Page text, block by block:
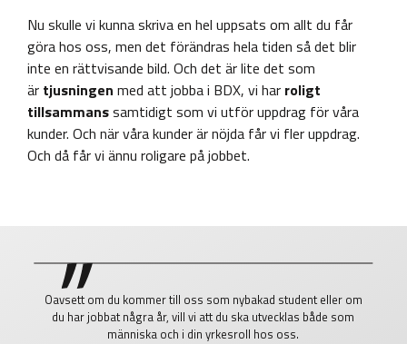
Nu skulle vi kunna skriva en hel uppsats om allt du får
göra hos oss, men det förändras hela tiden så det blir
inte en rättvisande bild. Och det är lite det som
är tjusningen med att jobba i BDX, vi har roligt
tillsammanssamtidigt som vi utför uppdrag för våra
kunder. Och när våra kunder är nöjda får vi fler uppdrag.
Och då får vi ännu roligare på jobbet.
Oavsett om du kommer till oss som nybakad student eller om
du har jobbat några år, vill vi att du ska utvecklas både som
människa och i din yrkesroll hos oss.